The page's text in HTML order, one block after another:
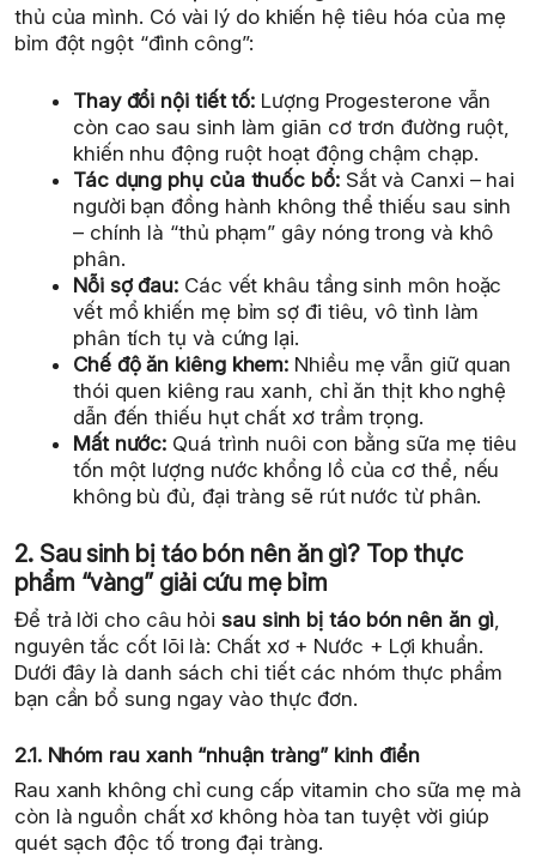
thủ của mình. Có vài lý do khiến hệ tiêu hóa của mẹ
bỉm đột ngột “đình công”:
Thay đổi nội tiết tố: Lượng Progesterone vẫn
còn cao sau sinh làm giãn cơ trơn đường ruột,
khiến nhu động ruột hoạt động chậm chạp.
Tác dụng phụ của thuốc bổ:Sắt và Canxi – hai
người bạn đồng hành không thể thiếu sau sinh
– chính là “thủ phạm” gây nóng trong và khô
phân.
Nỗi sợ đau: Các vết khâu tầng sinh môn hoặc
vết mổ khiến mẹ bỉm sợ đi tiêu, vô tình làm
phân tích tụ và cứng lại.
Chế độ ăn kiêng khem: Nhiều mẹ vẫn giữ quan
thói quen kiêng rau xanh, chỉ ăn thịt kho nghệ
dẫn đến thiếu hụt chất xơ trầm trọng.
Mất nước: Quá trình nuôi con bằng sữa mẹ tiêu
tốn một lượng nước khổng lồ của cơ thể, nếu
không bù đủ, đại tràng sẽ rút nước từ phân.
2. Sau sinh bị táo bón nên ăn gì? Top thực
phẩm “vàng” giải cứu mẹ bỉm
Để trả lời cho câu hỏisau sinh bị táo bón nên ăn gì,
nguyên tắc cốt lõi là: Chất xơ + Nước + Lợi khuẩn.
Dưới đây là danh sách chi tiết các nhóm thực phẩm
bạn cần bổ sung ngay vào thực đơn.
2.1. Nhóm rau xanh “nhuận tràng” kinh điển
Rau xanh không chỉ cung cấp vitamin cho sữa mẹ mà
còn là nguồn chất xơ không hòa tan tuyệt vời giúp
quét sạch độc tố trong đại tràng.